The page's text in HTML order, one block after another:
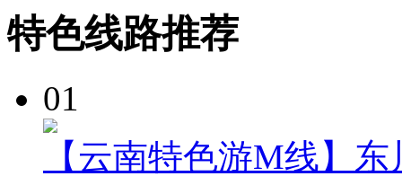
特色线路推荐
01
【云南特色游M线】